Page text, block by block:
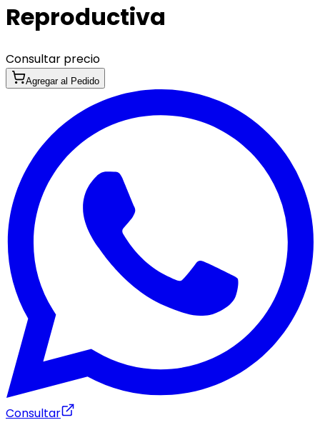
Reproductiva
Consultar precio
Agregar al Pedido
Consultar